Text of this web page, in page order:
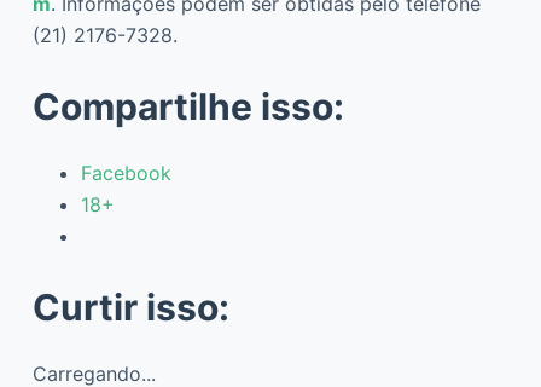
(21) 2176-7328.
Compartilhe isso:
Facebook
18+
Curtir isso:
Carregando...